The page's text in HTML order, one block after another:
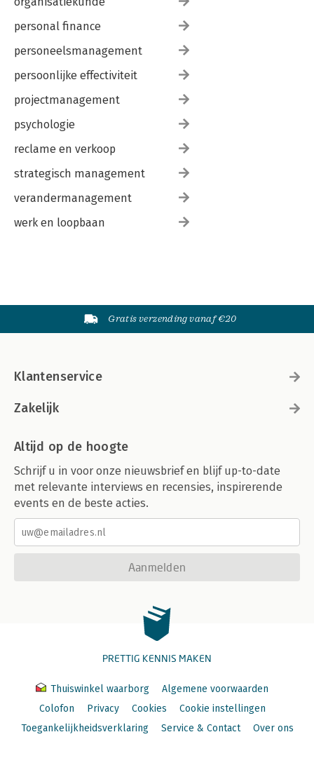
personal finance
personeelsmanagement
persoonlijke effectiviteit
projectmanagement
psychologie
reclame en verkoop
strategisch management
verandermanagement
werk en loopbaan
Gratis verzending vanaf €20
Klantenservice
Zakelijk
Altijd op de hoogte
Schrijf u in voor onze nieuwsbrief en blijf up-to-date
met relevante interviews en recensies, inspirerende
events en de beste acties.
Aanmelden
PRETTIG KENNIS MAKEN
Thuiswinkel waarborg
Algemene voorwaarden
Colofon
Privacy Cookies
Cookie instellingen
Toegankelijkheidsverklaring
Service & Contact Over ons